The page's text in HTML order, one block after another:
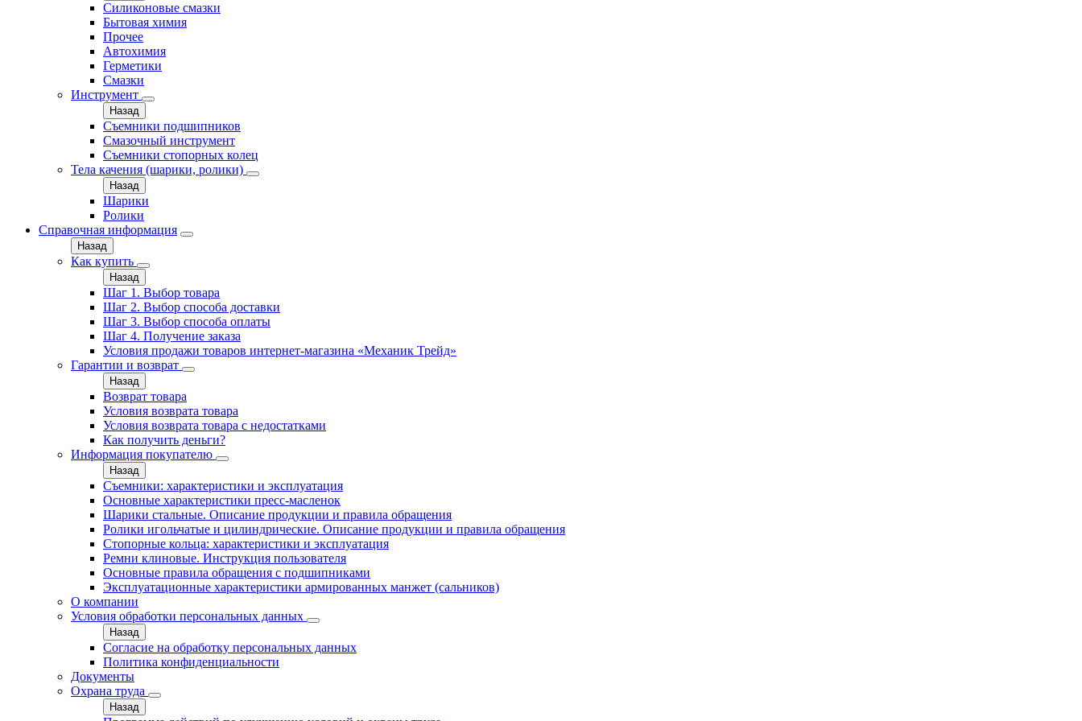
Силиконовые смазки
Бытовая химия
Прочее
Автохимия
Герметики
Смазки
Инструмент
Назад
Съемники подшипников
Смазочный инструмент
Съемники стопорных колец
Тела качения (шарики, ролики)
Назад
Шарики
Ролики
Справочная информация
Назад
Как купить
Назад
Шаг 1. Выбор товара
Шаг 2. Выбор способа доставки
Шаг 3. Выбор способа оплаты
Шаг 4. Получение заказа
Условия продажи товаров интернет-магазина «Механик Трейд»
Гарантии и возврат
Назад
Возврат товара
Условия возврата товара
Условия возврата товара с недостатками
Как получить деньги?
Информация покупателю
Назад
Съемники: характеристики и эксплуатация
Основные характеристики пресс‑масленок
Шарики стальные. Описание продукции и правила обращения
Ролики игольчатые и цилиндрические. Описание продукции и правила обращения
Стопорные кольца: характеристики и эксплуатация
Ремни клиновые. Инструкция пользователя
Основные правила обращения с подшипниками
Эксплуатационные характеристики армированных манжет (сальников)
О компании
Условия обработки персональных данных
Назад
Согласие на обработку персональных данных
Политика конфиденциальности
Документы
Охрана труда
Назад